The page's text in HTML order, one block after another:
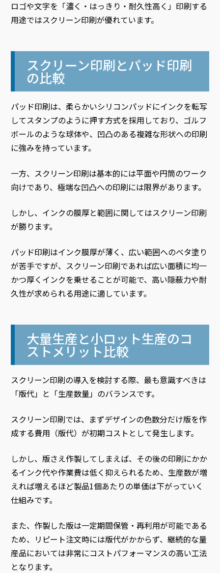
ロゴや文字を「濃く・はっきり・耐久性高く」印刷する
用途ではスクリーン印刷が優れています。
スクリーン印刷とパッド印刷
の比較
パッド印刷は、柔らかいシリコンパッドにインクを転写
してスタンプのように押す方式を採用しており、ゴルフ
ボールのような球体や、凹凸のある複雑な形状への印刷
に強みを持っています。
一方、スクリーン印刷は基本的には平面や円筒のワーク
向けであり、極端な凹凸への印刷には限界があります。
しかし、インクの膜厚と範囲に関してはスクリーン印刷
が勝ります。
パッド印刷はインク膜厚が薄く、広い範囲へのベタ塗り
が苦手ですが、スクリーン印刷であれば広い面積に均一
かつ厚くインクを乗せることが可能で、高い隠蔽力や耐
久性が求められる用途に適しています。
大量生産と小ロット生産のコ
ストメリット比較
スクリーン印刷の導入を検討する際、最も意識すべきは
「版代」と「生産数量」のバランスです。
スクリーン印刷では、まずデザインの色数分だけ版を作
成する費用（版代）が初期コストとして発生します。
しかし、版さえ作製してしまえば、その後の印刷にかか
るインク代や作業費は低く抑えられるため、生産数が増
えれば増えるほど製品1個あたりの単価は下がっていく
仕組みです。
また、作製した版は一定期間保管・再利用が可能である
ため、リピート注文時には版代がかからず、継続的な量
産品においては非常にコストパフォーマンスの高い工法
となります。